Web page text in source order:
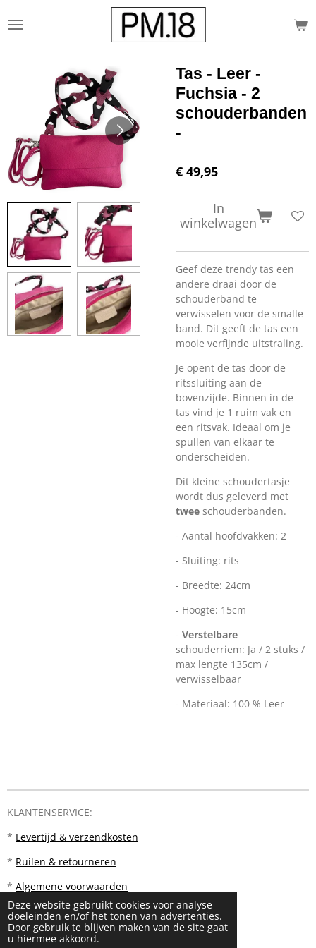
Deze website gebruikt cookies voor analyse-
doeleinden en/of het tonen van advertenties.
Door gebruik te blijven maken van de site gaat
u hiermee akkoord.
direct
hoofdinhoud
Tas - Leer -
Fuchsia - 2
schouderbanden
-
€ 49,95
In
winkelwagen
Geef deze trendy tas een
andere draai door de
schouderband te
verwisselen voor de smalle
band. Dit geeft de tas een
mooie verfijnde uitstraling.
Je opent de tas door de
ritssluiting aan de
bovenzijde. Binnen in de
tas vind je 1 ruim vak en
een ritsvak. Ideaal om je
spullen van elkaar te
onderscheiden.
Dit kleine schoudertasje
wordt dus geleverd met
twee schouderbanden.
- Aantal hoofdvakken: 2
- Sluiting: rits
- Breedte: 24cm
- Hoogte: 15cm
- Verstelbare
schouderriem: Ja / 2 stuks /
max lengte 135cm /
verwisselbaar
- Materiaal: 100 % Leer
KLANTENSERVICE:
* Levertijd & verzendkosten
* Ruilen & retourneren
* Algemene voorwaarden